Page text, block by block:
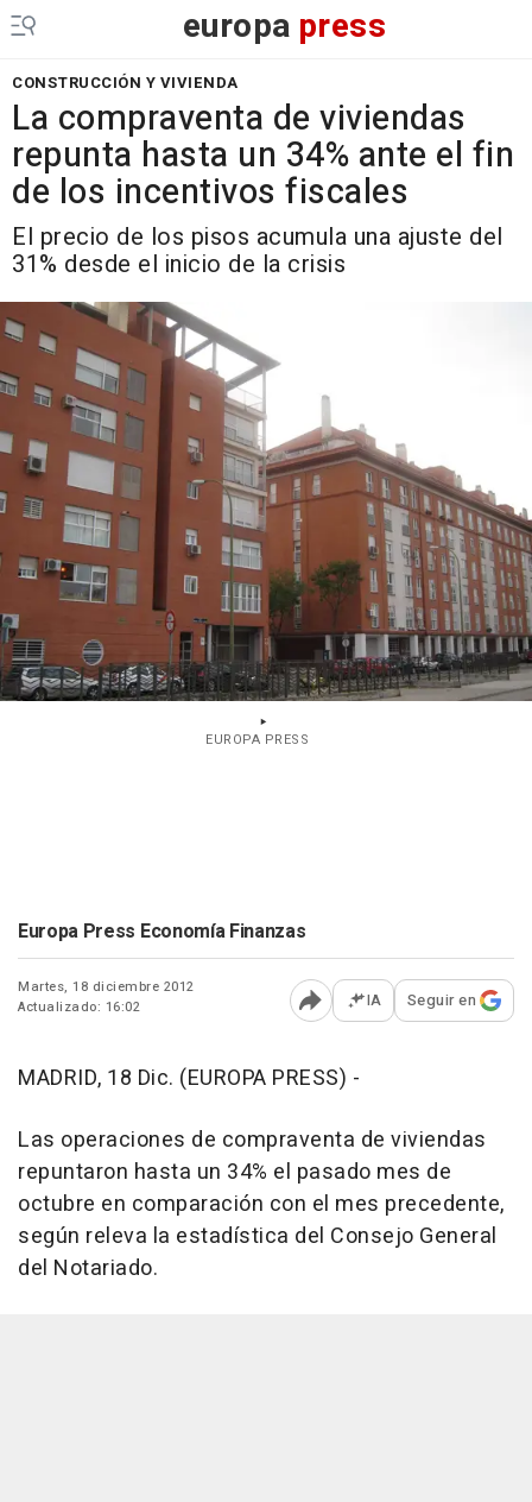
europa press
CONSTRUCCIÓN Y VIVIENDA
La compraventa de viviendas
repunta hasta un 34% ante el fin
de los incentivos fiscales
El precio de los pisos acumula una ajuste del
31% desde el inicio de la crisis
EUROPA PRESS
Europa Press Economía Finanzas
Martes, 18 diciembre 2012
Actualizado: 16:02
Abrir opciones para
IA Seguir en
MADRID, 18 Dic. (EUROPA PRESS) -
Las operaciones de compraventa de viviendas
repuntaron hasta un 34% el pasado mes de
octubre en comparación con el mes precedente,
según releva la estadística del Consejo General
del Notariado.